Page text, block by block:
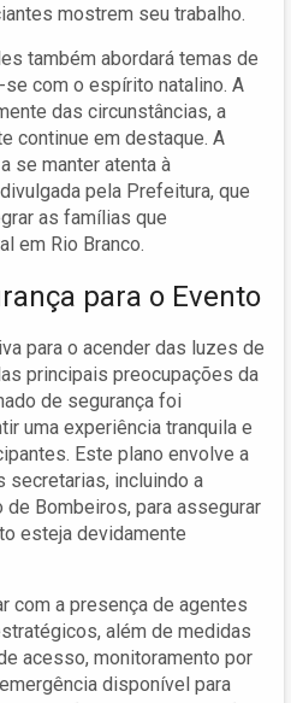
mostrem seu trabalho.
também abordará temas de
com o espírito natalino. A
das circunstâncias, a
continue em destaque. A
se manter atenta à
pela Prefeitura, que
as famílias que
em Rio Branco.
para o Evento
para o acender das luzes de
principais preocupações da
de segurança foi
uma experiência tranquila e
Este plano envolve a
secretarias, incluindo a
de Bombeiros, para assegurar
esteja devidamente
com a presença de agentes
além de medidas
acesso, monitoramento por
disponível para